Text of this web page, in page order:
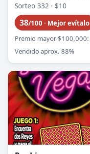
Sorteo 332 · $10
38/100 · Mejor evítalo
Premio mayor $100,000:
Vendido aprox. 88%